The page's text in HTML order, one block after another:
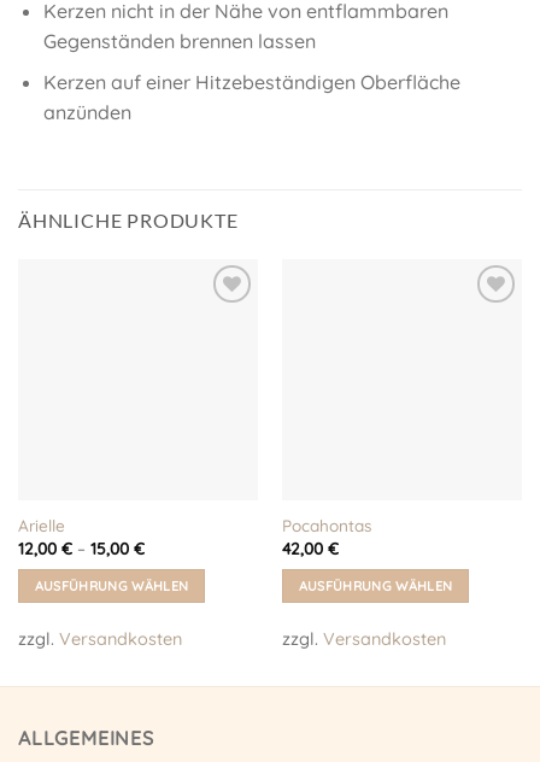
Kerzen nicht in der Nähe von entflammbaren
Gegenständen brennen lassen
Kerzen auf einer Hitzebeständigen Oberfläche
anzünden
ÄHNLICHE PRODUKTE
Arielle
12,00 €– 15,00 €
AUSFÜHRUNG WÄHLEN
Produkt
mehrere
auf.
zzgl. Versandkosten
Pocahontas
42,00 €
AUSFÜHRUNG WÄHLEN
Produkt
mehrere
zzgl. Versandkosten
ALLGEMEINES